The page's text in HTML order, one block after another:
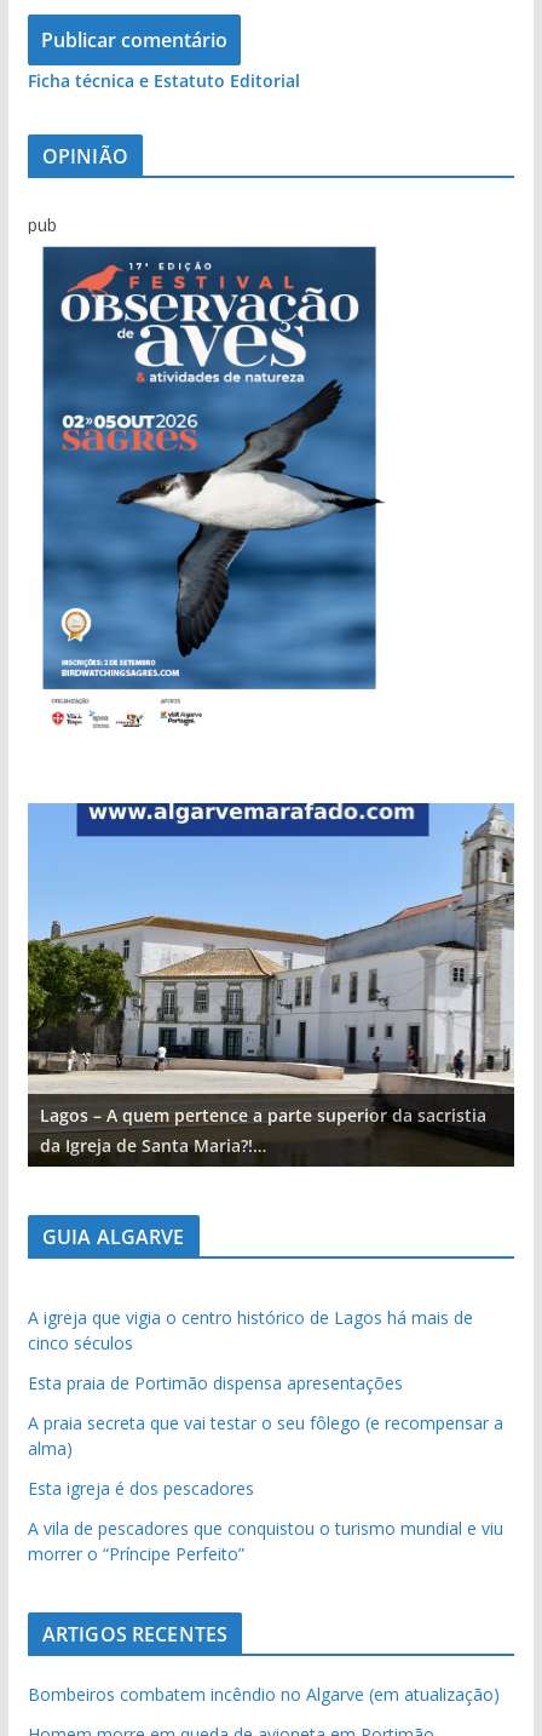
Ficha técnica e Estatuto Editorial
OPINIÃO
pub
Lagos – A quem pertence a parte superior da sacristia
da Igreja de Santa Maria?!…
GUIA ALGARVE
A igreja que vigia o centro histórico de Lagos há mais de
cinco séculos
Esta praia de Portimão dispensa apresentações
A praia secreta que vai testar o seu fôlego (e recompensar a
alma)
Esta igreja é dos pescadores
A vila de pescadores que conquistou o turismo mundial e viu
morrer o “Príncipe Perfeito”
ARTIGOS RECENTES
Bombeiros combatem incêndio no Algarve (em atualização)